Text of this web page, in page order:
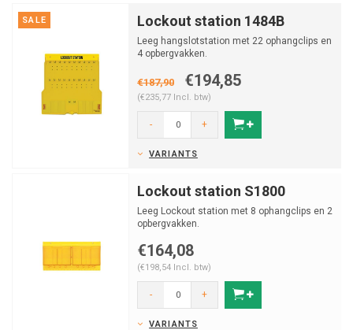
SALE Lockout station 1484B
Leeg hangslotstation met 22 ophangclips en
4 opbergvakken.
€187,90 €194,85
(€235,77 Incl. btw)
- +
VARIANTS
Lockout station S1800
Leeg Lockout station met 8 ophangclips en 2
opbergvakken.
€164,08
(€198,54 Incl. btw)
- +
VARIANTS